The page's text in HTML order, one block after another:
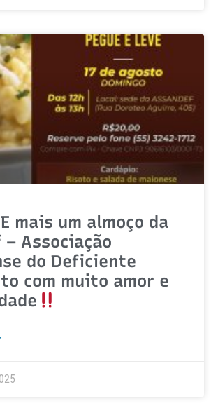
mais um almoço da
– Associação
do Deficiente
com muito amor e